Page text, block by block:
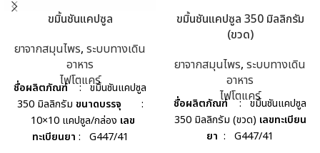
ขมิ้นชันแคปซูล
ยาจากสมุนไพร, ระบบทางเดิน
อาหาร
ไฟโตแคร์
ชื่อผลิตภัณฑ์: ขมิ้นชันแคปซูล
350 มิลลิกรัม ขนาดบรรจุ
:
10×10 แคปซูล/กล่อง เลข
ทะเบียนยา : G447/41
ขมิ้นชันแคปซูล 350 มิลลิกรัม
(ขวด)
ยาจากสมุนไพร, ระบบทางเดิน
อาหาร
ไฟโตแคร์
ชื่อผลิตภัณฑ์ : ขมิ้นชันแคปซูล
350 มิลลิกรัม (ขวด) เลขทะเบียน
ยา : G447/41